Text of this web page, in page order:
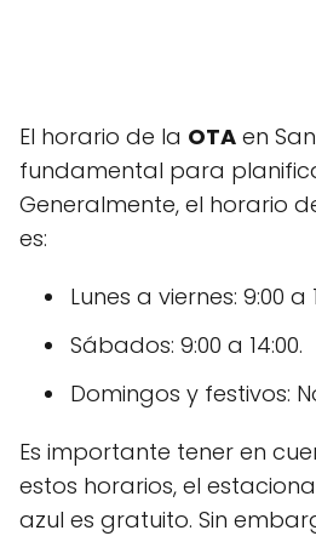
El horario de la OTA en
fundamental para
Generalmente, el horario
es:
Lunes a viernes: 9:00 a
Sábados: 9:00 a 14:00.
Domingos y festivos:
Es importante tener en
estos horarios, el
azul es gratuito. Sin